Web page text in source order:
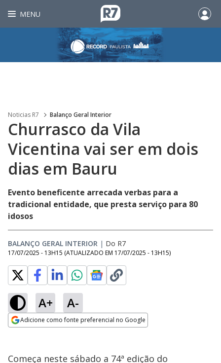
MENU
Noticias R7 Balanço Geral Interior
Churrasco da Vila
Vicentina vai ser em dois
dias em Bauru
Evento beneficente arrecada verbas para a
tradicional entidade, que presta serviço para 80
idosos
BALANÇO GERAL INTERIOR | Do R7
17/07/2025 - 13H15 (ATUALIZADO EM 17/07/2025 - 13H15)
A+ A-
Adicione como fonte preferencial no Google
Começa neste sábado a 74ª edição do